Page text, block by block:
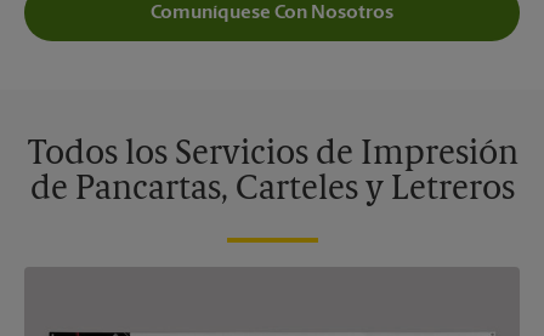
Comuníquese Con Nosotros
Todos los Servicios de Impresión
de Pancartas, Carteles y Letreros